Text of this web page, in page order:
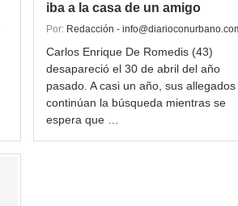
iba a la casa de un amigo
Por: Redacción -
Carlos Enrique De Romedis (43)
desapareció el 30 de abril del año
pasado. A casi un año, sus allegados
continúan la búsqueda mientras se
espera que …